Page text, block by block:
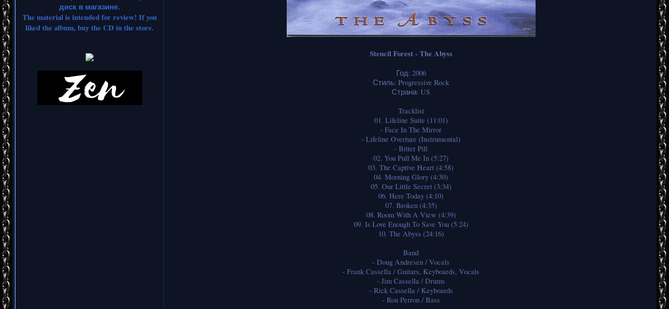
диск в магазине.
The material is intended for review! If you
liked the album, buy the CD in the store.
Stencil Forest - The Abyss
Год: 2006
Стиль: Progressive Rock
Страна: US
Tracklist
01. Lifeline Suite (11:01)
- Face In The Mirror
- Lifeline Overture (Instrumental)
- Bitter Pill
02. You Pull Me In (5:27)
03. The Captive Heart (4:58)
04. Morning Glory (4:30)
05. Our Little Secret (3:34)
06. Here Today (4:10)
07. Broken (4:35)
08. Room With A View (4:39)
09. Is Love Enough To Save You (5:24)
10. The Abyss (24:16)
Band
- Doug Andresen / Vocals
- Frank Cassella / Guitars, Keyboards, Vocals
- Jim Cassella / Drums
- Rick Cassella / Keyboards
- Ron Perron / Bass